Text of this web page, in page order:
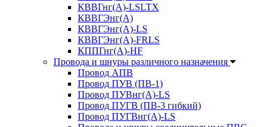
КВВГнг(А)-LSLTX
КВВГЭнг(А)
КВВГЭнг(А)-LS
КВВГЭнг(А)-FRLS
КППГнг(А)-HF
Провода и шнуры различного назначения
Провод АПВ
Провод ПУВ (ПВ-1)
Провод ПУВнг(А)-LS
Провод ПУГВ (ПВ-3 гибкий)
Провод ПУГВнг(А)-LS